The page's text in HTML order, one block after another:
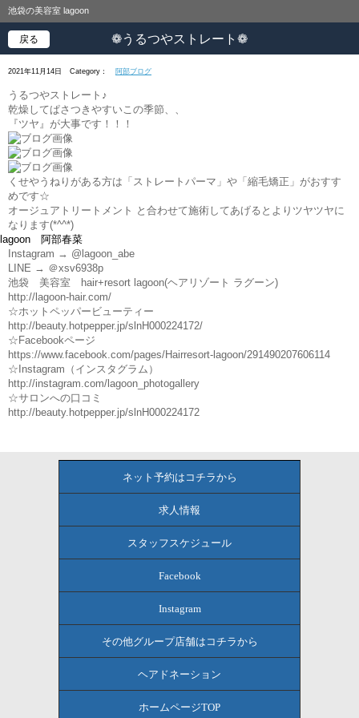
池袋の美容室 lagoon
❁うるつやストレート❁
戻る
2021年11月14日 Category： 阿部ブログ
うるつやストレート♪
乾燥してぱさつきやすいこの季節、、
『ツヤ』が大事です！！！
くせやうねりがある方は「ストレートパーマ」や「縮毛矯正」がおすす
めです☆
オージュアトリートメント と合わせて施術してあげるとよりツヤツヤに
なります(*^^*)
lagoon 阿部春菜
Instagram → @lagoon_abe
LINE → ＠xsv6938p
池袋 美容室 hair+resort lagoon(ヘアリゾート ラグーン)
http://lagoon-hair.com/
☆ホットペッパービューティー
http://beauty.hotpepper.jp/slnH000224172/
☆Facebookページ
https://www.facebook.com/pages/Hairresort-lagoon/291490207606114
☆Instagram（インスタグラム）
http://instagram.com/lagoon_photogallery
☆サロンへの口コミ
http://beauty.hotpepper.jp/slnH000224172
ネット予約はコチラから
求人情報
スタッフスケジュール
Facebook
Instagram
その他グループ店舗はコチラから
ヘアドネーション
ホームページTOP